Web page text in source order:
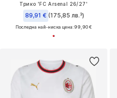
Трико 'FC Arsenal 26/27'
89,91 € (175,85 лв.³)
Последна най-ниска цена:99,90 €